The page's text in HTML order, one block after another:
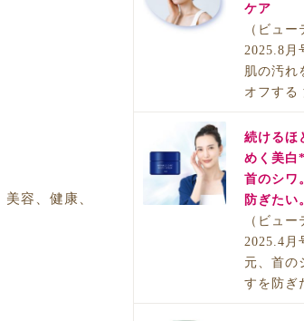
美容、健康、
ケア
（ビュ
2025.8月
肌の汚れ
オフする
続けるほ
めく美白
首のシワ
防ぎたい
（ビュ
2025.4月
元、首の
すを防ぎ